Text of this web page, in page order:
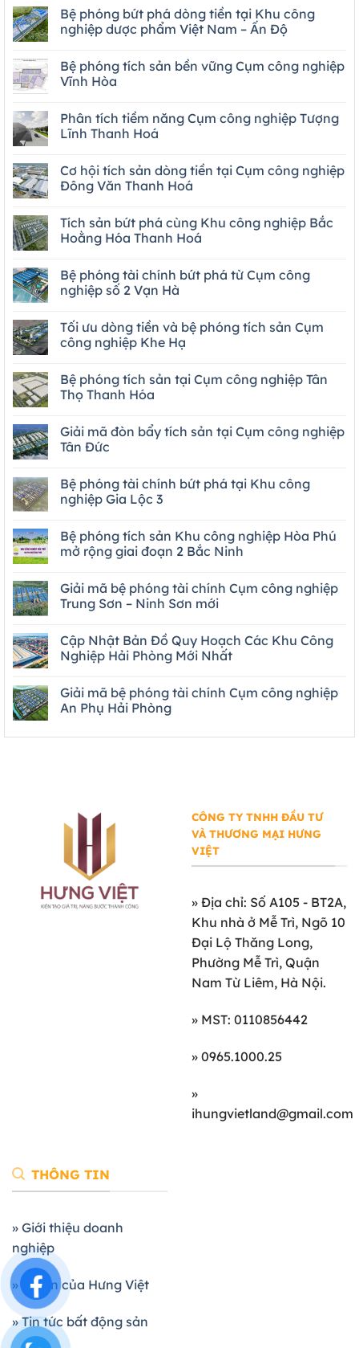
Bệ phóng bứt phá dòng tiền tại Khu công
nghiệp dược phẩm Việt Nam – Ấn Độ
Bệ phóng tích sản bền vững Cụm công nghiệp
Vĩnh Hòa
Phân tích tiềm năng Cụm công nghiệp Tượng
Lĩnh Thanh Hoá
Cơ hội tích sản dòng tiền tại Cụm công nghiệp
Đông Văn Thanh Hoá
Tích sản bứt phá cùng Khu công nghiệp Bắc
Hoằng Hóa Thanh Hoá
Bệ phóng tài chính bứt phá từ Cụm công
nghiệp số 2 Vạn Hà
Tối ưu dòng tiền và bệ phóng tích sản Cụm
công nghiệp Khe Hạ
Bệ phóng tích sản tại Cụm công nghiệp Tân
Thọ Thanh Hóa
Giải mã đòn bẩy tích sản tại Cụm công nghiệp
Tân Đức
Bệ phóng tài chính bứt phá tại Khu công
nghiệp Gia Lộc 3
Bệ phóng tích sản Khu công nghiệp Hòa Phú
mở rộng giai đoạn 2 Bắc Ninh
Giải mã bệ phóng tài chính Cụm công nghiệp
Trung Sơn – Ninh Sơn mới
Cập Nhật Bản Đồ Quy Hoạch Các Khu Công
Nghiệp Hải Phòng Mới Nhất
Giải mã bệ phóng tài chính Cụm công nghiệp
An Phụ Hải Phòng
CÔNG TY TNHH ĐẦU TƯ
VÀ THƯƠNG MẠI HƯNG
VIỆT
» Địa chỉ: Số A105 - BT2A,
Khu nhà ở Mễ Trì, Ngõ 10
Đại Lộ Thăng Long,
Phường Mễ Trì, Quận
Nam Từ Liêm, Hà Nội.
» MST: 0110856442
» 0965.1000.25
»
ihungvietland@gmail.com
THÔNG TIN
» Giới thiệu doanh
nghiệp
» Dự án của Hưng Việt
» Tin tức bất động sản